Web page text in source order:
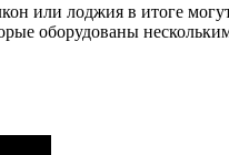
или лоджия в итоге
оборудованы